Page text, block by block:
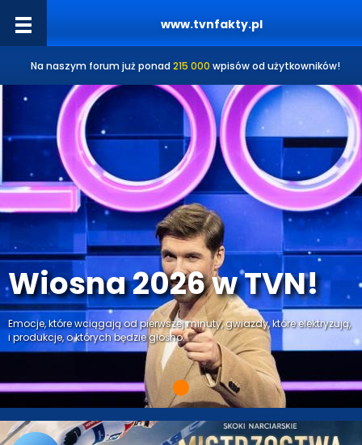
www.tvnfakty.pl
Na naszym forum już ponad 215 000 wpisów od użytkowników!
Wiosna 2026 w TVN!
Emocje, które wciągają od pierwszej minuty, gwiazdy, które elektryzują,
i produkcje, o których będzie głośno.